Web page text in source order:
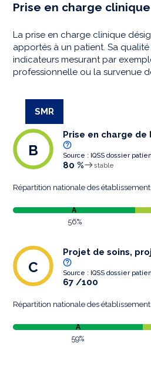
Prise en charge clinique
La prise en charge clinique
apportés à un patient. Sa
indicateurs mesurant par
professionnelle ou la survenue
SMR
Prise en charge de
Source : IQSS dossier
80 % stable
B
Répartition nationale des
A
56%
Projet de soins,
Source : IQSS dossier
67 /100
C
Répartition nationale des
A
59%